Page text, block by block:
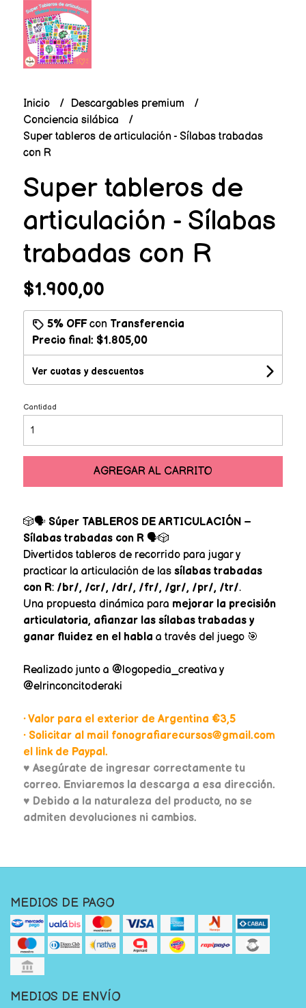
Inicio
Descargables premium
Conciencia silábica
Super tableros de articulación - Sílabas trabadas
con R
Super tableros de
articulación - Sílabas
trabadas con R
$1.900,00
5% OFFcon Transferencia
Precio final: $1.805,00
Ver cuotas y descuentos
Cantidad
AGREGAR AL CARRITO
🎲🗣️ Súper TABLEROS DE ARTICULACIÓN –
Sílabas trabadas con R🗣️🎲
Divertidos tableros de recorrido para jugar y
practicar la articulación de las sílabas trabadas
con R: /br/, /cr/, /dr/, /fr/, /gr/, /pr/, /tr/.
Una propuesta dinámica para mejorar la precisión
articulatoria, afianzar las sílabas trabadas y
ganar fluidez en el habla a través del juego 🎯
Realizado junto a @logopedia_creativa y
@elrinconcitoderaki
• Valor para el exterior de Argentina €3,5
• Solicitar al mail fonografiarecursos@gmail.com
el link de Paypal.
♥ Asegúrate de ingresar correctamente tu
correo. Enviaremos la descarga a esa dirección.
♥ Debido a la naturaleza del producto, no se
admiten devoluciones ni cambios.
MEDIOS DE PAGO
MEDIOS DE ENVÍO